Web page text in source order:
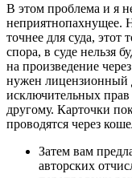
В этом проблема и я
неприятнопахнущее.
точнее для суда, этот
спора, в суде нельзя
на произведение
нужен лицензионный
исключительных
другому. Карточки
проводятся через
Затем вам
авторских